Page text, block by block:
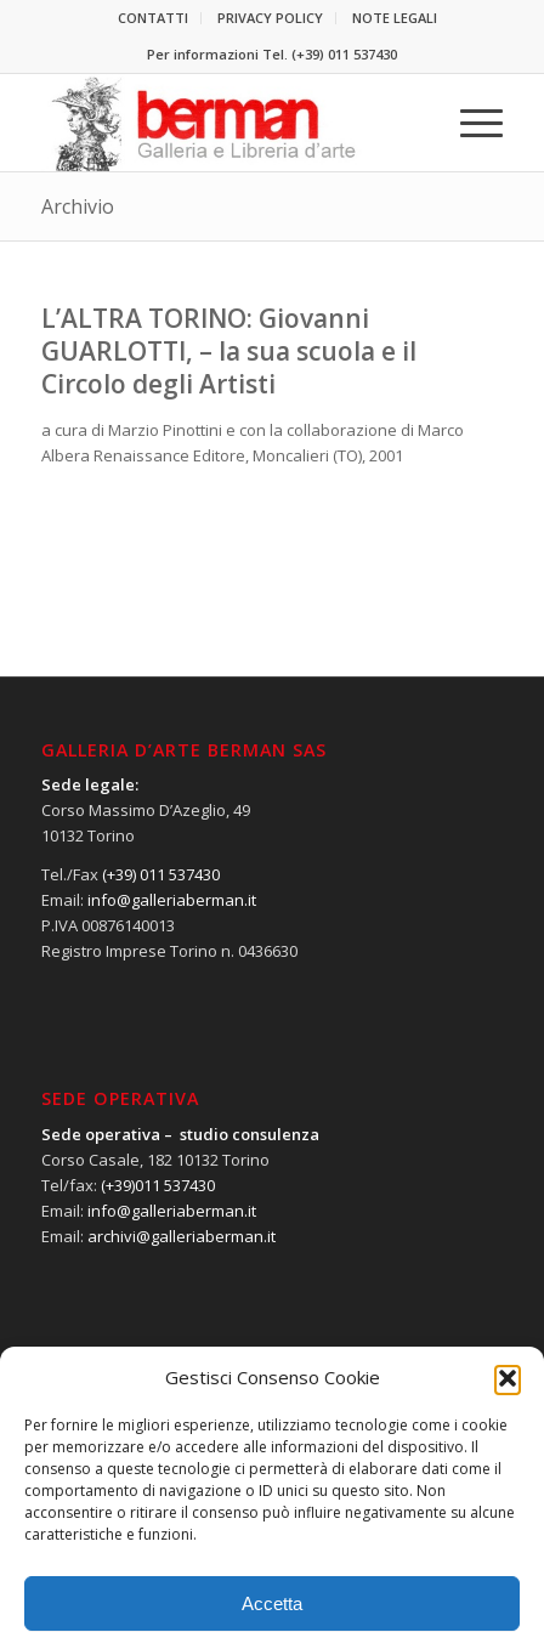
Gestisci Consenso Cookie
Per fornire le migliori esperienze, utilizziamo tecnologie come i cookie
per memorizzare e/o accedere alle informazioni del dispositivo. Il
consenso a queste tecnologie ci permetterà di elaborare dati come il
comportamento di navigazione o ID unici su questo sito. Non
acconsentire o ritirare il consenso può influire negativamente su alcune
caratteristiche e funzioni.
Accetta
CONTATTI PRIVACY POLICY
NOTE LEGALI
Per informazioni Tel. (+39) 011 537430
Archivio
L’ALTRA TORINO: Giovanni
GUARLOTTI, – la sua scuola e il
Circolo degli Artisti
a cura di Marzio Pinottini e con la collaborazione di Marco
Albera Renaissance Editore, Moncalieri (TO), 2001
GALLERIA D’ARTE BERMAN SAS
Sede legale:
Corso Massimo D’Azeglio, 49
10132 Torino
Tel./Fax(+39) 011 537430
Email: info@galleriaberman.it
P.IVA 00876140013
Registro Imprese Torino n. 0436630
SEDE OPERATIVA
Sede operativa – studio consulenza
Corso Casale, 182 10132 Torino
Tel/fax: (+39)011 537430
Email: info@galleriaberman.it
Email: archivi@galleriaberman.it